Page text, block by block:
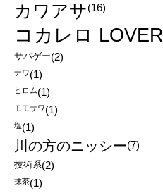
カワアサ(16)
コカレロ LOVER
サバゲー(2)
ナワ(1)
ヒロム(1)
モモサワ(1)
塩(1)
川の方のニッシー(7)
技術系(2)
抹茶(1)